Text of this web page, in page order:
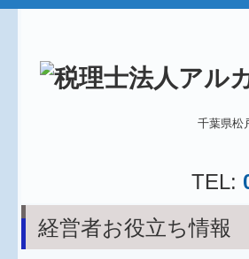
料金について
千葉県松
TEL:
経営者お役立ち情報